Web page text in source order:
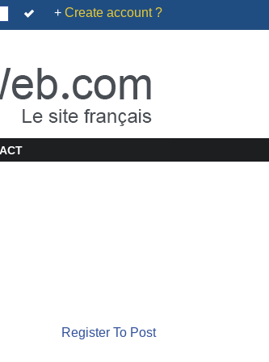
+ Create account ?
Register To Post